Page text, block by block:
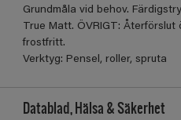
Grundmåla vid behov.
True Matt. ÖVRIGT: Återförslut
frostfritt.
Verktyg: Pensel, roller, spruta
Datablad, Hälsa & Säkerhet